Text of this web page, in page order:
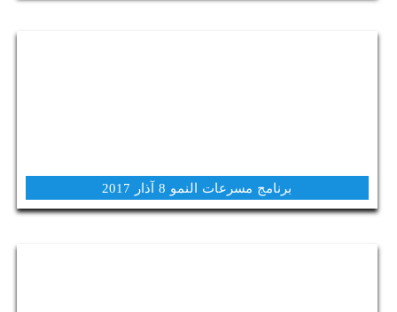
برنامج مسرعات النمو 8 آذار 2017